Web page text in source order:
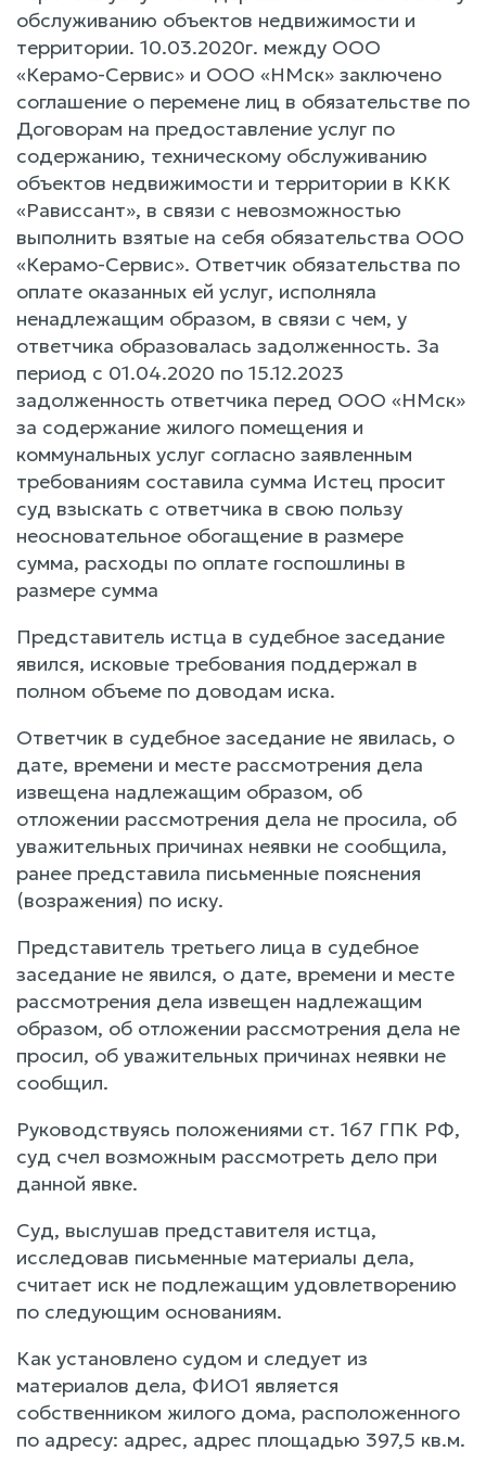
обслуживанию объектов недвижимости и
территории. 10.03.2020г. между ООО
«Керамо-Сервис» и ООО «НМск» заключено
соглашение о перемене лиц в обязательстве по
Договорам на предоставление услуг по
содержанию, техническому обслуживанию
объектов недвижимости и территории в ККК
«Рависсант», в связи с невозможностью
выполнить взятые на себя обязательства ООО
«Керамо-Сервис». Ответчик обязательства по
оплате оказанных ей услуг, исполняла
ненадлежащим образом, в связи с чем, у
ответчика образовалась задолженность. За
период с 01.04.2020 по 15.12.2023
задолженность ответчика перед ООО «НМск»
за содержание жилого помещения и
коммунальных услуг согласно заявленным
требованиям составила сумма Истец просит
суд взыскать с ответчика в свою пользу
неосновательное обогащение в размере
сумма, расходы по оплате госпошлины в
размере сумма
Представитель истца в судебное заседание
явился, исковые требования поддержал в
полном объеме по доводам иска.
Ответчик в судебное заседание не явилась, о
дате, времени и месте рассмотрения дела
извещена надлежащим образом, об
отложении рассмотрения дела не просила, об
уважительных причинах неявки не сообщила,
ранее представила письменные пояснения
(возражения) по иску.
Представитель третьего лица в судебное
заседание не явился, о дате, времени и месте
рассмотрения дела извещен надлежащим
образом, об отложении рассмотрения дела не
просил, об уважительных причинах неявки не
сообщил.
Руководствуясь положениями ст. 167 ГПК РФ,
суд счел возможным рассмотреть дело при
данной явке.
Суд, выслушав представителя истца,
исследовав письменные материалы дела,
считает иск не подлежащим удовлетворению
по следующим основаниям.
Как установлено судом и следует из
материалов дела, ФИО1 является
собственником жилого дома, расположенного
по адресу: адрес, адрес площадью 397,5 кв.м.